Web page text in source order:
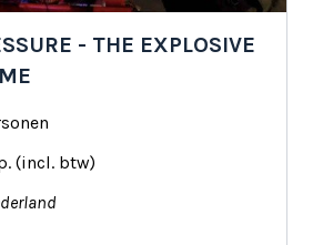
- THE EXPLOSIVE
(incl. btw)